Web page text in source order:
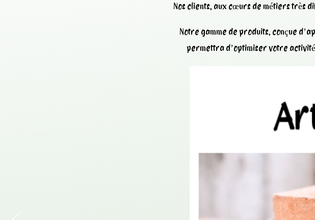
Nos clients, aux cœurs de métiers très
Notre gamme de produits, conçue
permettra d’optimiser votre